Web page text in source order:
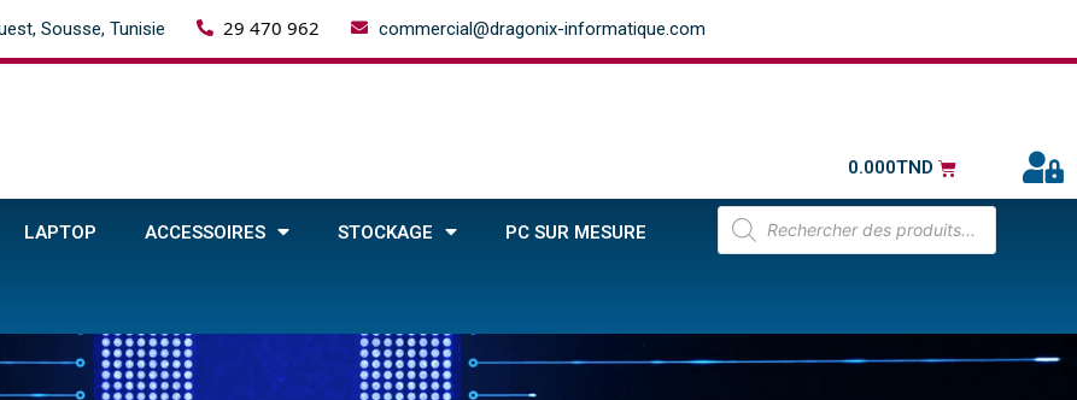
Sousse, Tunisie 29 470 962 commercial@dragonix-informatique.com
0.000TND
LAPTOP ACCESSOIRES STOCKAGE PC SUR MESURE